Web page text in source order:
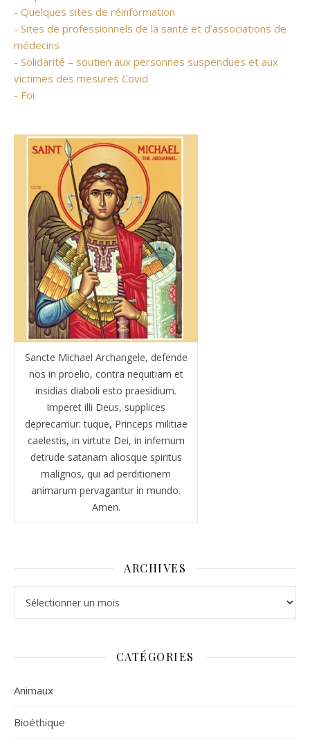
- Quelques sites de réinformation
- Sites de professionnels de la santé et d’associations de
médecins
- Solidarité – soutien aux personnes suspendues et aux
victimes des mesures Covid
- Foi
Sancte Michael Archangele, defende
nos in proelio, contra nequitiam et
insidias diaboli esto praesidium.
Imperet illi Deus, supplices
deprecamur: tuque, Princeps militiae
caelestis, in virtute Dei, in infernum
detrude satanam aliosque spiritus
malignos, qui ad perditionem
animarum pervagantur in mundo.
Amen.
ARCHIVES
CATÉGORIES
Animaux
Bioéthique